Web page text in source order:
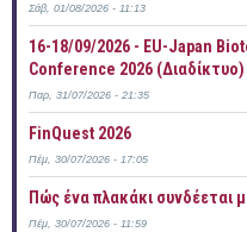
Σάβ, 01/08/2026 - 11:13
16-18/09/2026 - EU-Japan
Conference 2026 (Διαδίκτυο)
Παρ, 31/07/2026 - 21:35
FinQuest 2026
Πέμ, 30/07/2026 - 17:05
Πώς ένα πλακάκι συνδέεται
Πέμ, 30/07/2026 - 11:59